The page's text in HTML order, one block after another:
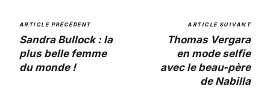
ARTICLE PRÉCÉDENT
Sandra Bullock : la
plus belle femme
du monde !
ARTICLE SUIVANT
Thomas Vergara
en mode selfie
avec le beau-père
de Nabilla